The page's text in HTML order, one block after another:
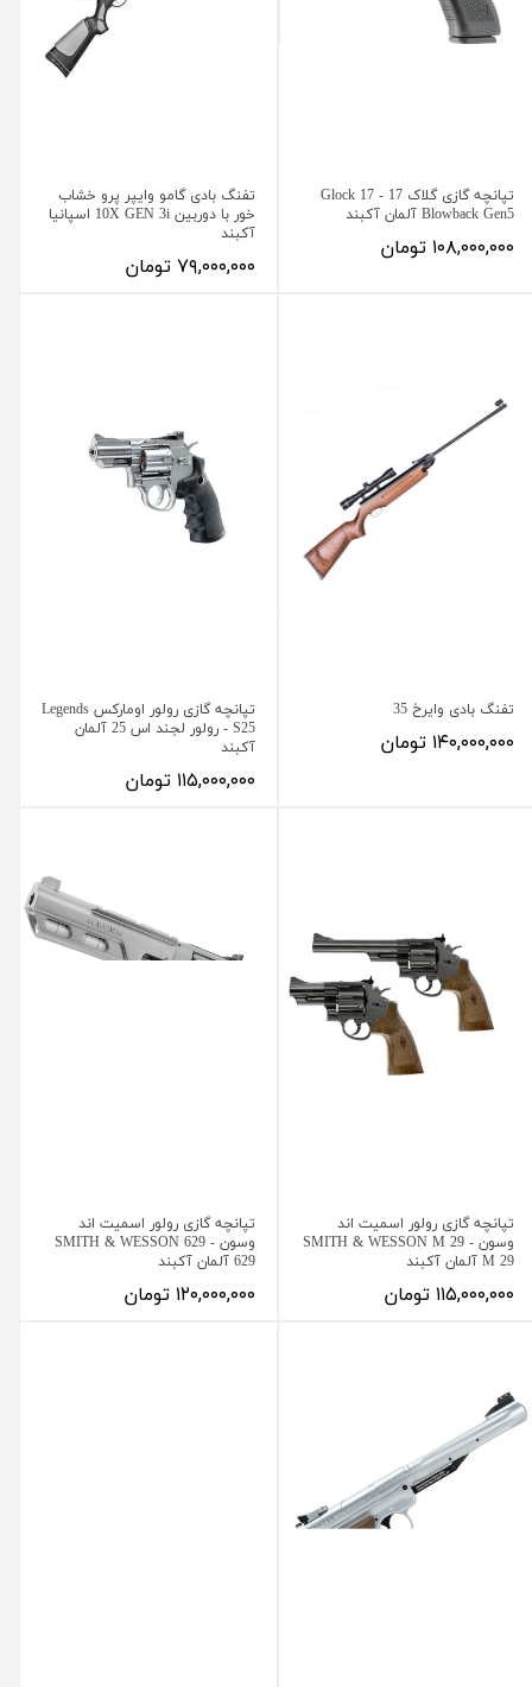
تپانچه گازی گلاک 17 - Glock 17
Blowback Gen5 آلمان آکبند
۱۰۸,۰۰۰,۰۰۰ تومان
تفنگ بادی گامو وایپر پرو خشاب
خور با دوربین 10X GEN 3i اسپانیا
آکبند
۷۹,۰۰۰,۰۰۰ تومان
تفنگ بادی وایرخ 35
۱۴۰,۰۰۰,۰۰۰ تومان
تپانچه گازی رولور اومارکس Legends
S25 - رولور لجند اس 25 آلمان
آکبند
۱۱۵,۰۰۰,۰۰۰ تومان
تپانچه گازی رولور اسمیت اند
وسون SMITH & WESSON M 29 -
M 29 آلمان آکبند
۱۱۵,۰۰۰,۰۰۰ تومان
تپانچه گازی رولور اسمیت اند
وسون SMITH & WESSON 629 -
629 آلمان آکبند
۱۲۰,۰۰۰,۰۰۰ تومان